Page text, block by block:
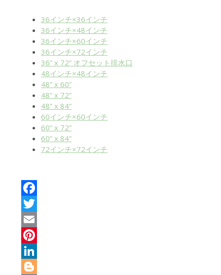
36インチ×36インチ
36インチ×48インチ
36インチ×60インチ
36インチ×72インチ
36” x 72” オフセット排水口
48インチ×48インチ
48” x 60”
48” x 72”
48” x 84”
60インチ×60インチ
60” x 72”
60” x 84”
72インチ×72インチ
Facebook
Twitter
Email
Pinterest
LinkedIn